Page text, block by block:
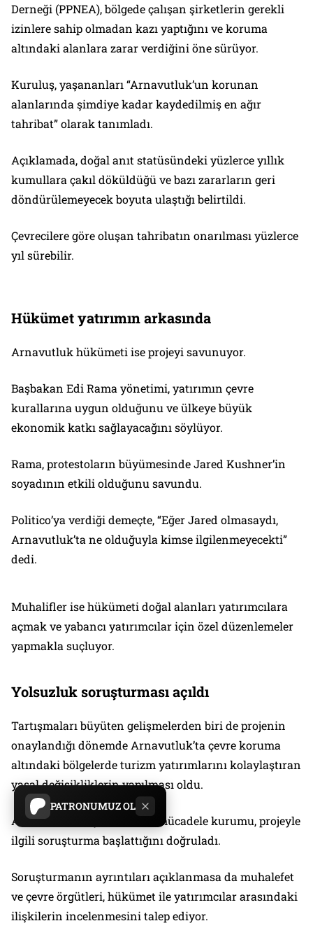
PATRONUMUZ OL
Derneği (PPNEA), bölgede çalışan şirketlerin gerekli
izinlere sahip olmadan kazı yaptığını ve koruma
altındaki alanlara zarar verdiğini öne sürüyor.
Kuruluş, yaşananları “Arnavutluk’un korunan
alanlarında şimdiye kadar kaydedilmiş en ağır
tahribat” olarak tanımladı.
Açıklamada, doğal anıt statüsündeki yüzlerce yıllık
kumullara çakıl döküldüğü ve bazı zararların geri
döndürülemeyecek boyuta ulaştığı belirtildi.
Çevrecilere göre oluşan tahribatın onarılması yüzlerce
yıl sürebilir.
Hükümet yatırımın arkasında
Arnavutluk hükümeti ise projeyi savunuyor.
Başbakan Edi Rama yönetimi, yatırımın çevre
kurallarına uygun olduğunu ve ülkeye büyük
ekonomik katkı sağlayacağını söylüyor.
Rama, protestoların büyümesinde Jared Kushner’in
soyadının etkili olduğunu savundu.
Politico’ya verdiği demeçte, “Eğer Jared olmasaydı,
Arnavutluk’ta ne olduğuyla kimse ilgilenmeyecekti”
dedi.
Muhalifler ise hükümeti doğal alanları yatırımcılara
açmak ve yabancı yatırımcılar için özel düzenlemeler
yapmakla suçluyor.
Yolsuzluk soruşturması açıldı
Tartışmaları büyüten gelişmelerden biri de projenin
onaylandığı dönemde Arnavutluk’ta çevre koruma
altındaki bölgelerde turizm yatırımlarını kolaylaştıran
yasal değişikliklerin yapılması oldu.
Arnavutluk’un yolsuzlukla mücadele kurumu, projeyle
ilgili soruşturma başlattığını doğruladı.
Soruşturmanın ayrıntıları açıklanmasa da muhalefet
ve çevre örgütleri, hükümet ile yatırımcılar arasındaki
ilişkilerin incelenmesini talep ediyor.